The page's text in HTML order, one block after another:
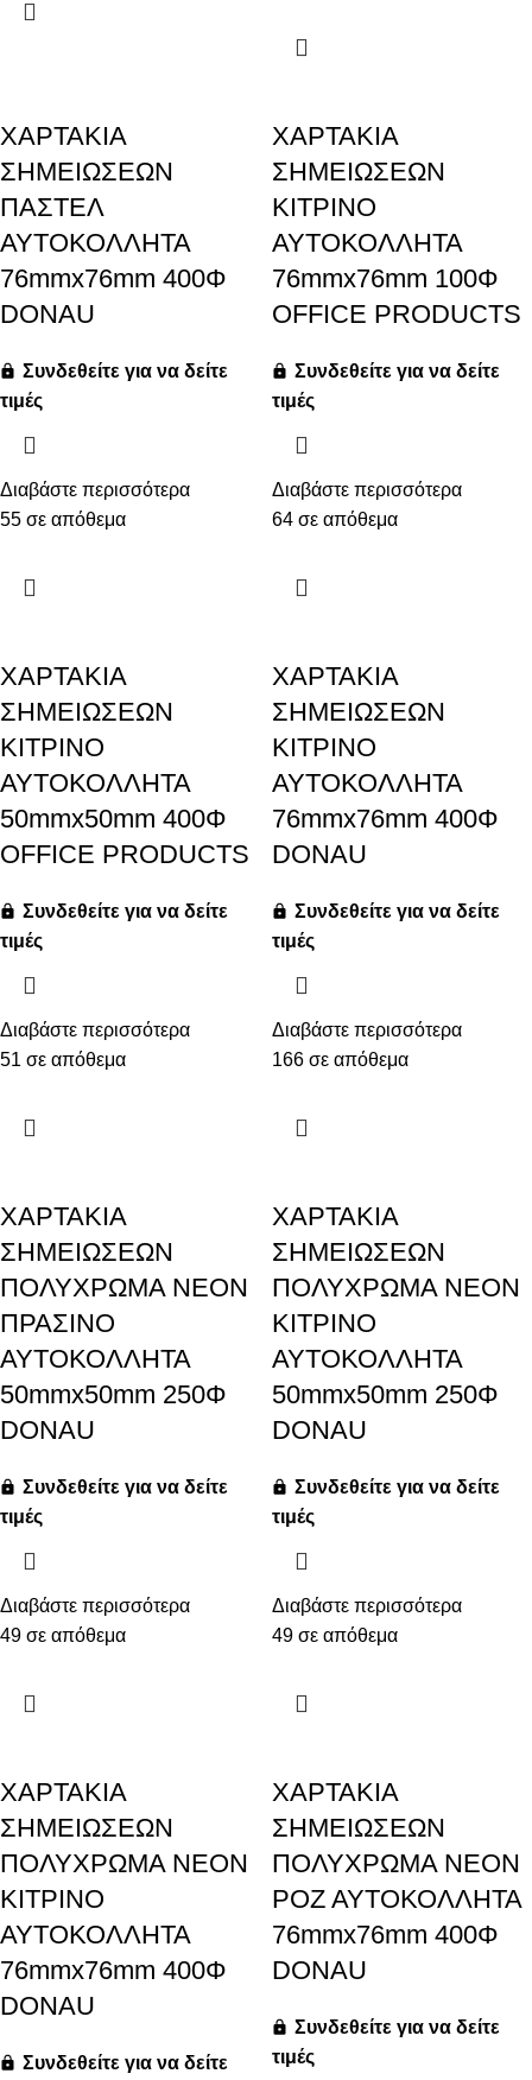
ΧΑΡΤΑΚΙΑ
ΣΗΜΕΙΩΣΕΩΝ
ΠΑΣΤΕΛ
ΑΥΤΟΚΟΛΛΗΤΑ
76mmx76mm 400Φ
DONAU
Συνδεθείτε για να δείτε
τιμές
Διαβάστε περισσότερα
55 σε απόθεμα
ΧΑΡΤΑΚΙΑ
ΣΗΜΕΙΩΣΕΩΝ
ΚΙΤΡΙΝΟ
ΑΥΤΟΚΟΛΛΗΤΑ
76mmx76mm 100Φ
OFFICE PRODUCTS
Συνδεθείτε για να δείτε
τιμές
Διαβάστε περισσότερα
64 σε απόθεμα
ΧΑΡΤΑΚΙΑ
ΣΗΜΕΙΩΣΕΩΝ
ΚΙΤΡΙΝΟ
ΑΥΤΟΚΟΛΛΗΤΑ
50mmx50mm 400Φ
OFFICE PRODUCTS
Συνδεθείτε για να δείτε
τιμές
Διαβάστε περισσότερα
51 σε απόθεμα
ΧΑΡΤΑΚΙΑ
ΣΗΜΕΙΩΣΕΩΝ
ΚΙΤΡΙΝΟ
ΑΥΤΟΚΟΛΛΗΤΑ
76mmx76mm 400Φ
DONAU
Συνδεθείτε για να δείτε
τιμές
Διαβάστε περισσότερα
166 σε απόθεμα
ΧΑΡΤΑΚΙΑ
ΣΗΜΕΙΩΣΕΩΝ
ΠΟΛΥΧΡΩΜΑ ΝΕΟΝ
ΠΡΑΣΙΝΟ
ΑΥΤΟΚΟΛΛΗΤΑ
50mmx50mm 250Φ
DONAU
Συνδεθείτε για να δείτε
τιμές
Διαβάστε περισσότερα
49 σε απόθεμα
ΧΑΡΤΑΚΙΑ
ΣΗΜΕΙΩΣΕΩΝ
ΠΟΛΥΧΡΩΜΑ ΝΕΟΝ
ΚΙΤΡΙΝΟ
ΑΥΤΟΚΟΛΛΗΤΑ
50mmx50mm 250Φ
DONAU
Συνδεθείτε για να δείτε
τιμές
Διαβάστε περισσότερα
49 σε απόθεμα
ΧΑΡΤΑΚΙΑ
ΣΗΜΕΙΩΣΕΩΝ
ΠΟΛΥΧΡΩΜΑ ΝΕΟΝ
ΚΙΤΡΙΝΟ
ΑΥΤΟΚΟΛΛΗΤΑ
76mmx76mm 400Φ
DONAU
Συνδεθείτε για να δείτε
ΧΑΡΤΑΚΙΑ
ΣΗΜΕΙΩΣΕΩΝ
ΠΟΛΥΧΡΩΜΑ ΝΕΟΝ
ΡΟΖ ΑΥΤΟΚΟΛΛΗΤΑ
76mmx76mm 400Φ
DONAU
Συνδεθείτε για να δείτε
τιμές